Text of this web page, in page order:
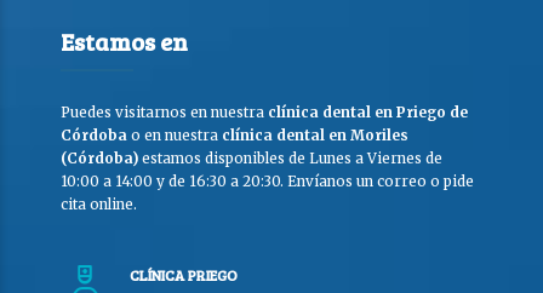
Estamos en
Puedes visitarnos en nuestra clínica dental en Priego de
Córdoba o en nuestra clínica dental en Moriles
(Córdoba) estamos disponibles de Lunes a Viernes de
10:00 a 14:00 y de 16:30 a 20:30. Envíanos un correo o pide
cita online.
CLÍNICA PRIEGO